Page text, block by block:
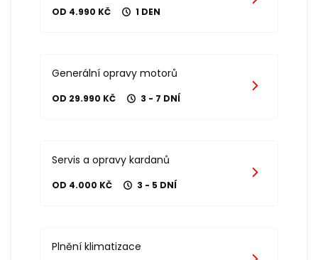
OD 4.990 KČ 1 DEN
Generální opravy motorů
OD 29.990 KČ 3 - 7 DNÍ
Servis a opravy kardanů
OD 4.000 KČ 3 - 5 DNÍ
Plnění klimatizace